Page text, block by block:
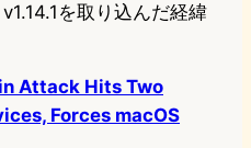
を取り込んだ経緯
Attack Hits Two
Forces macOS